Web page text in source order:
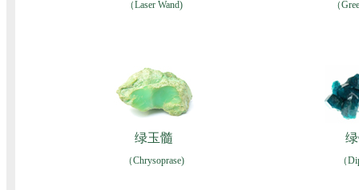
（Laser Wand) （
绿玉髓
（Chrysoprase) （